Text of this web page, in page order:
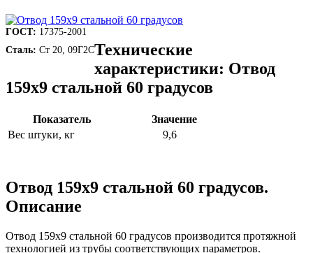
ГОСТ: 17375-2001
Сталь: Ст 20, 09Г2СТехнические
характеристики: Отвод
159х9 стальной 60 градусов
Показатель
Значение
Вес штуки, кг
9,6
Отвод 159х9 стальной 60 градусов.
Описание
Отвод 159х9 стальной 60 градусов производится протяжной
технологией из трубы соответствующих параметров.